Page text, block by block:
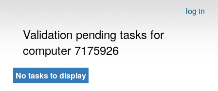
log in
Validation pending tasks for
computer 7175926
No tasks to display